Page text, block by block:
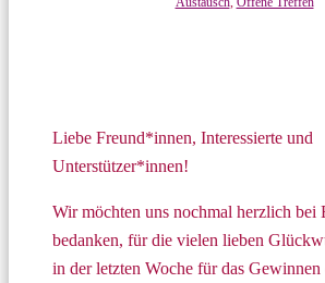
Liebe Freund*innen, Interessierte und
Unterstützer*innen!
Wir möchten uns nochmal herzlich bei
bedanken, für die vielen lieben
in der letzten Woche für das Gewinnen